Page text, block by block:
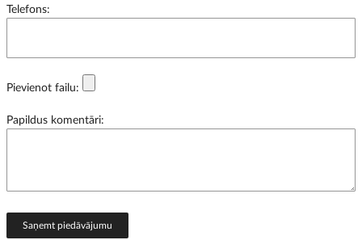
Telefons:
Pievienot failu:
Papildus komentāri:
Saņemt piedāvājumu